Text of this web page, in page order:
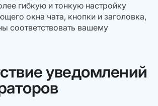
гибкую и тонкую настройку
окна чата, кнопки и заголовка,
соответствовать вашему
уведомлений